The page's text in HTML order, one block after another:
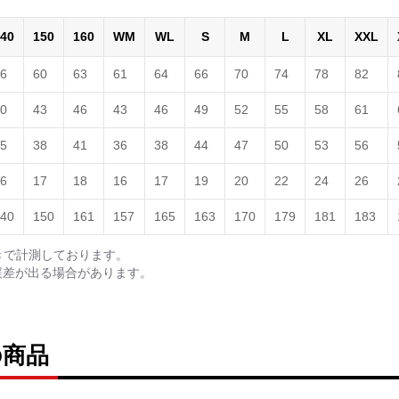
150 160 WM WL S M L XL XXL
60 63 61 64 66 70 74 78 82
43 46 43 46 49 52 55 58 61
38 41 36 38 44 47 50 53 56
17 18 16 17 19 20 22 24 26
150 161 157 165 163 170 179 181 183
計測しております。
が出る場合があります。
品